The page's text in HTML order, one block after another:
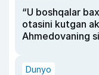
“U boshqalar
otasini kutgan
Ahmedovaning
Dunyo